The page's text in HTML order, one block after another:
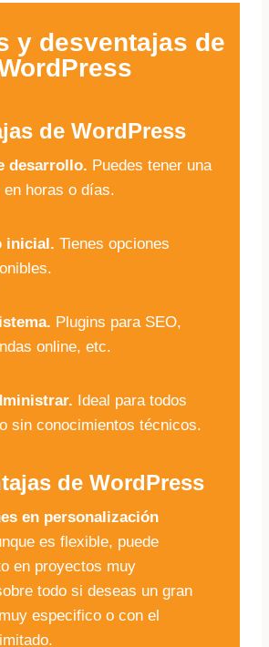
y desventajas de
de WordPress
desarrollo. Puedes tener una
en horas o días.
inicial.Tienes opciones
Plugins para SEO,
online, etc.
Ideal para todos
sin conocimientos técnicos.
de WordPress
en personalización
es flexible, puede
en proyectos muy
todo si deseas un gran
especifico o con el